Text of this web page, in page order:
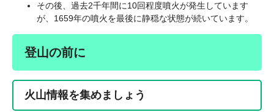
その後、過去2千年間に10回程度噴火が発生しています
が、1659年の噴火を最後に静穏な状態が続いています。
登山の前に
火山情報を集めましょう